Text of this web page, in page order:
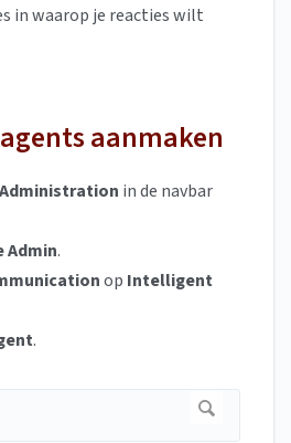
in waarop je reacties wilt
aanmaken
Administration in de navbar
Admin.
op Intelligent
.